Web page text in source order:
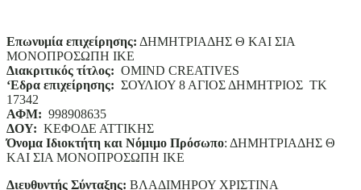
Επωνυμία επιχείρησης: ΔΗΜΗΤΡΙΑΔΗΣ Θ ΚΑΙ ΣΙΑ
ΜΟΝΟΠΡΟΣΩΠΗ ΙΚΕ
Διακριτικός τίτλος: ΟΜΙΝD CREATIVES
‘Eδρα επιχείρησης: ΣΟΥΛΙΟΥ 8 ΑΓΙΟΣ ΔΗΜΗΤΡΙΟΣ ΤΚ
17342
ΑΦΜ: 998908635
ΔΟΥ: ΚΕΦΟΔΕ ΑΤΤΙΚΗΣ
Όνομα Ιδιοκτήτη και Νόμιμο Πρόσωπο: ΔΗΜΗΤΡΙΑΔΗΣ Θ
ΚΑΙ ΣΙΑ ΜΟΝΟΠΡΟΣΩΠΗ ΙΚΕ
Διευθυντής Σύνταξης: ΒΛΑΔΙΜΗΡΟΥ ΧΡΙΣΤΙΝΑ